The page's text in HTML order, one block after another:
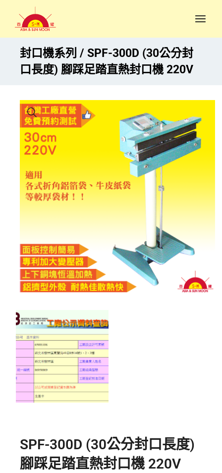
封口機系列
SPF-300D (30公分封
口長度) 腳踩足踏直熱封口機 220V
SPF-300D (30公分封口長度)
腳踩足踏直熱封口機 220V